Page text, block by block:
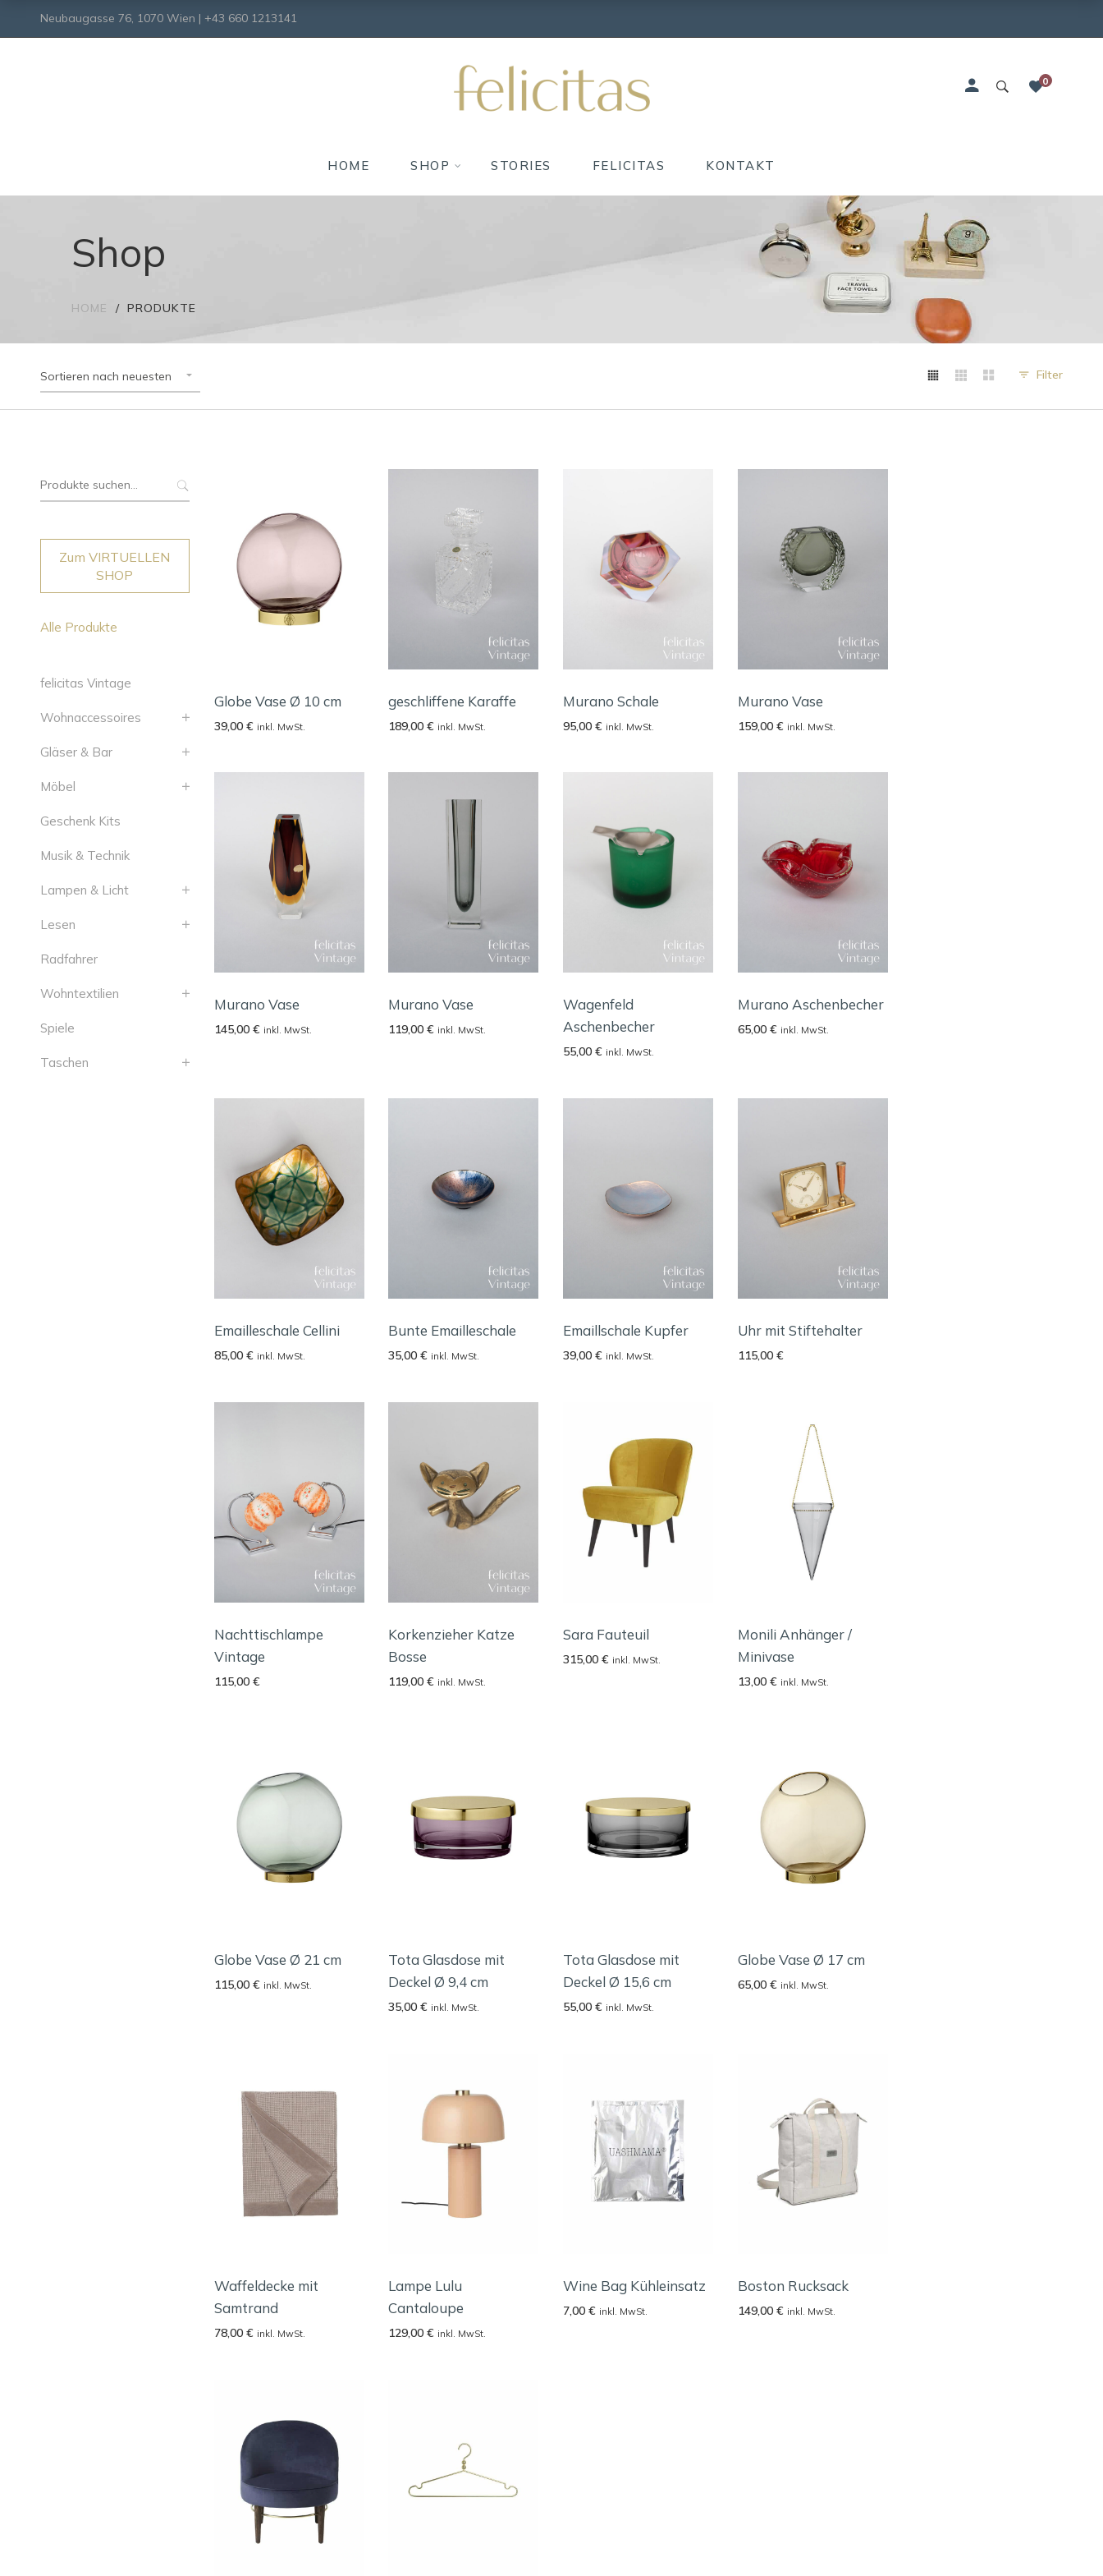
Neubaugasse 76, 1070 Wien | +43 660 1213141
0
HOME SHOP STORIES FELICITAS KONTAKT
Shop
HOME PRODUKTE
Sortieren nach neuesten Filter
Globe Vase Ø 10 cm
39,00€ inkl. MwSt.
geschliffene Karaffe
189,00€ inkl. MwSt.
Murano Schale
95,00€ inkl. MwSt.
Murano Vase
159,00€ inkl. MwSt.
Murano Vase
145,00€ inkl. MwSt.
Murano Vase
119,00€ inkl. MwSt.
Wagenfeld
Aschenbecher
55,00€ inkl. MwSt.
Murano Aschenbecher
65,00€ inkl. MwSt.
Emailleschale Cellini
85,00€ inkl. MwSt.
Bunte Emailleschale
35,00€ inkl. MwSt.
Emaillschale Kupfer
39,00€ inkl. MwSt.
Uhr mit Stiftehalter
115,00€
Nachttischlampe
Vintage
115,00€
Korkenzieher Katze
Bosse
119,00€ inkl. MwSt.
Sara Fauteuil
315,00€ inkl. MwSt.
Monili Anhänger /
Minivase
13,00€ inkl. MwSt.
Globe Vase Ø 21 cm
115,00€ inkl. MwSt.
Tota Glasdose mit
Deckel Ø 9,4 cm
35,00€ inkl. MwSt.
Tota Glasdose mit
Deckel Ø 15,6 cm
55,00€ inkl. MwSt.
Globe Vase Ø 17 cm
65,00€ inkl. MwSt.
Waffeldecke mit
Samtrand
78,00€ inkl. MwSt.
Lampe Lulu
Cantaloupe
129,00€ inkl. MwSt.
Wine Bag Kühleinsatz
7,00€ inkl. MwSt.
Boston Rucksack
149,00€ inkl. MwSt.
Suche
Zum VIRTUELLEN
SHOP
Alle Produkte
felicitas Vintage
Wohnaccessoires
Gläser & Bar
Möbel
Geschenk Kits
Musik & Technik
Lampen & Licht
Lesen
Radfahrer
Wohntextilien
Spiele
Taschen